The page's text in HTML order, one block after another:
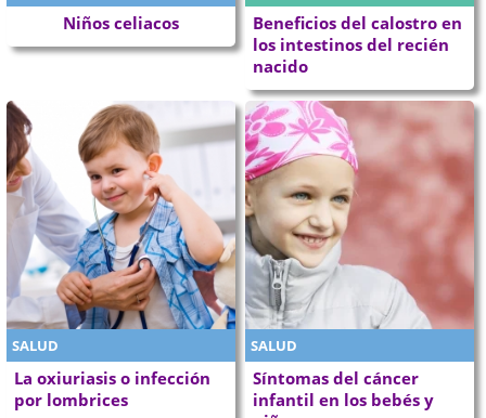
Niños celiacos
Beneficios del calostro en
los intestinos del recién
nacido
SALUD
La oxiuriasis o infección
por lombrices
SALUD
Síntomas del cáncer
infantil en los bebés y